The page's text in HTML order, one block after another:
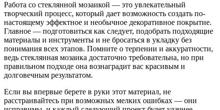
Работа со стеклянной мозаикой — это увлекательный
творческий процесс, который дает возможность создать по-
настоящему эффектное и необычное декоративное покрытие.
Главное — подготовиться как следует, подобрать подходящие
материалы и инструменты и не бросаться в укладку без
понимания всех этапов. Помните о терпении и аккуратности,
ведь стеклянная мозаика достаточно требовательна, но при
правильном подходе она вознаградит вас красивым и
долговечным результатом.
Если вы впервые берете в руки этот материал, не
расстраивайтесь при возможных мелких ошибках — они